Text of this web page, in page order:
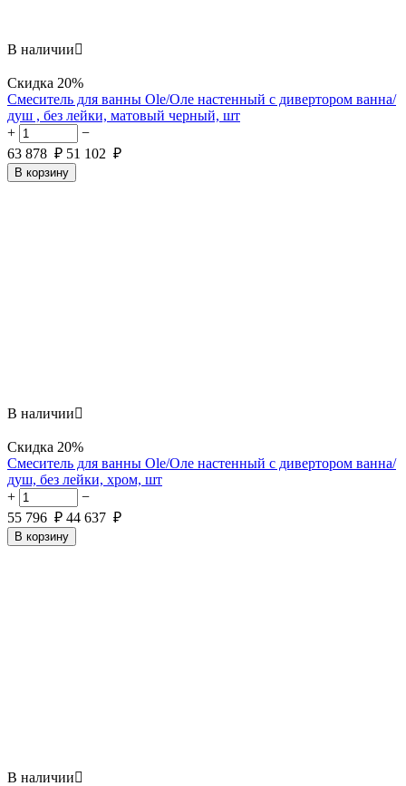
В наличии
Скидка 20%
Смеситель для ванны Ole/Оле настенный с дивертором ванна/
душ , без лейки, матовый черный, шт
+
−
63 878 ₽ 51 102 ₽
В корзину
В наличии
Скидка 20%
Смеситель для ванны Ole/Оле настенный с дивертором ванна/
душ, без лейки, хром, шт
+
−
55 796 ₽ 44 637 ₽
В корзину
В наличии